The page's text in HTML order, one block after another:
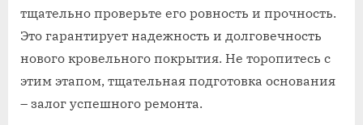
тщательно проверьте его ровность и прочность.
Это гарантирует надежность и долговечность
нового кровельного покрытия. Не торопитесь с
этим этапом, тщательная подготовка основания
– залог успешного ремонта.